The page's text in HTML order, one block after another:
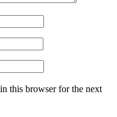
this browser for the next